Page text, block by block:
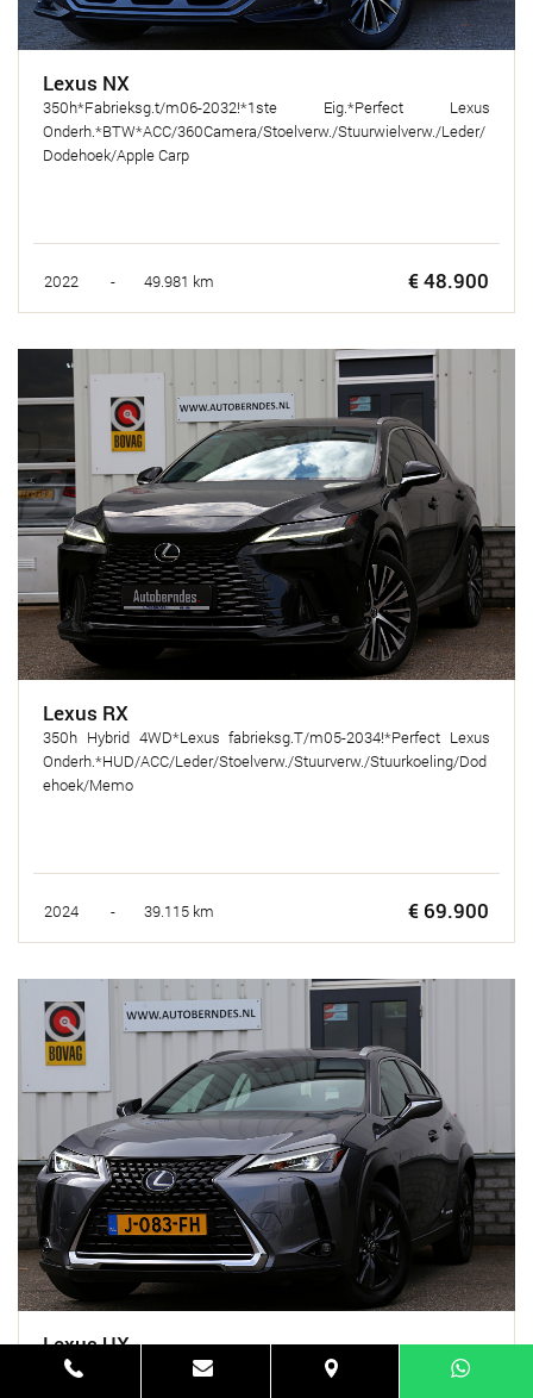
Lexus NX
350h*Fabrieksg.t/m06-2032!*1ste Eig.*Perfect Lexus
Onderh.*BTW*ACC/360Camera/Stoelverw./Stuurwielverw./Leder/
Dodehoek/Apple Carp
2022 - 49.981 km € 48.900
Lexus RX
350h Hybrid 4WD*Lexus fabrieksg.T/m05-2034!*Perfect Lexus
Onderh.*HUD/ACC/Leder/Stoelverw./Stuurverw./Stuurkoeling/Dod
ehoek/Memo
2024 - 39.115 km € 69.900
Lexus UX
250h Business Line*Fabrieksgarantie t/m 01-2030!*Perfect